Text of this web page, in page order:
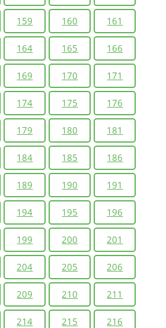
159 160 161
164 165 166
169 170 171
174 175 176
179 180 181
184 185 186
189 190 191
194 195 196
199 200 201
204 205 206
209 210 211
214 215 216